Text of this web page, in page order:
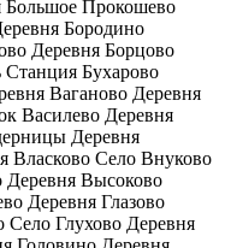
Большое Прокошево
Бородино
Деревня Борцово
Станция Бухарово
Ваганово Деревня
Василево Деревня
Деревня
Власково Село Внуково
Деревня Высоково
Деревня Глазово
Село Глухово Деревня